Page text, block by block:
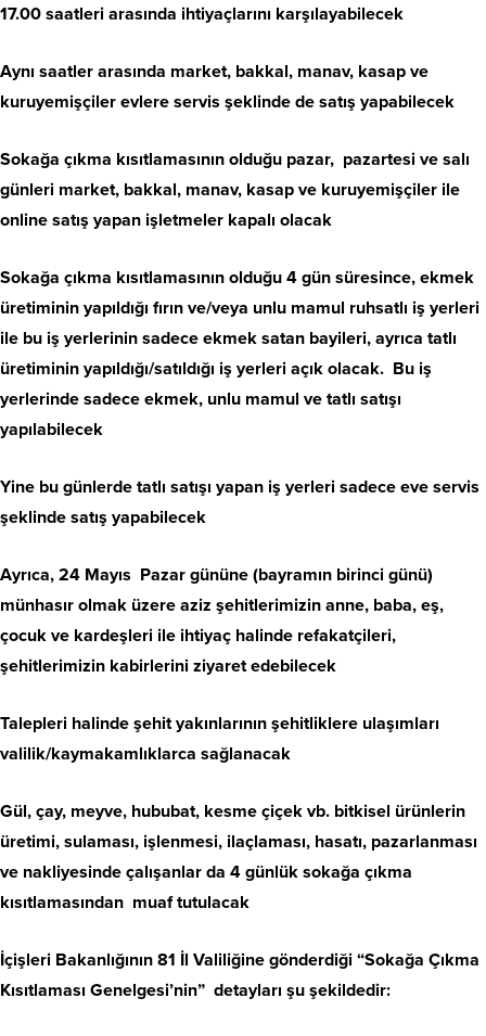
17.00 saatleri arasında ihtiyaçlarını karşılayabilecek
Aynı saatler arasında market, bakkal, manav, kasap ve
kuruyemişçiler evlere servis şeklinde de satış yapabilecek
Sokağa çıkma kısıtlamasının olduğu pazar, pazartesi ve salı
günleri market, bakkal, manav, kasap ve kuruyemişçiler ile
online satış yapan işletmeler kapalı olacak
Sokağa çıkma kısıtlamasının olduğu 4 gün süresince, ekmek
üretiminin yapıldığı fırın ve/veya unlu mamul ruhsatlı iş yerleri
ile bu iş yerlerinin sadece ekmek satan bayileri, ayrıca tatlı
üretiminin yapıldığı/satıldığı iş yerleri açık olacak. Bu iş
yerlerinde sadece ekmek, unlu mamul ve tatlı satışı
yapılabilecek
Yine bu günlerde tatlı satışı yapan iş yerleri sadece eve servis
şeklinde satış yapabilecek
Ayrıca, 24 Mayıs Pazar gününe (bayramın birinci günü)
münhasır olmak üzere aziz şehitlerimizin anne, baba, eş,
çocuk ve kardeşleri ile ihtiyaç halinde refakatçileri,
şehitlerimizin kabirlerini ziyaret edebilecek
Talepleri halinde şehit yakınlarının şehitliklere ulaşımları
valilik/kaymakamlıklarca sağlanacak
Gül, çay, meyve, hububat, kesme çiçek vb. bitkisel ürünlerin
üretimi, sulaması, işlenmesi, ilaçlaması, hasatı, pazarlanması
ve nakliyesinde çalışanlar da 4 günlük sokağa çıkma
kısıtlamasından muaf tutulacak
İçişleri Bakanlığının 81 İl Valiliğine gönderdiği “Sokağa Çıkma
Kısıtlaması Genelgesi’nin” detayları şu şekildedir: